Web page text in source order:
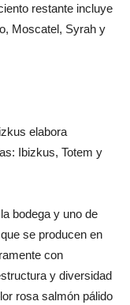
restante incluye
Moscatel, Syrah y
elabora
Ibizkus, Totem y
bodega y uno de
se producen en
con
y diversidad
rosa salmón pálido